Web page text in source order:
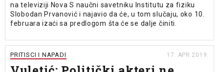
na televiziji Nova S naučni savetniku Institutu za fiziku
Slobodan Prvanović i najavio da će, u tom slučaju, oko 10.
februara izaći sa predlogom šta će se dalje činiti.
PRITISCI I NAPADI 17. APR 2019.